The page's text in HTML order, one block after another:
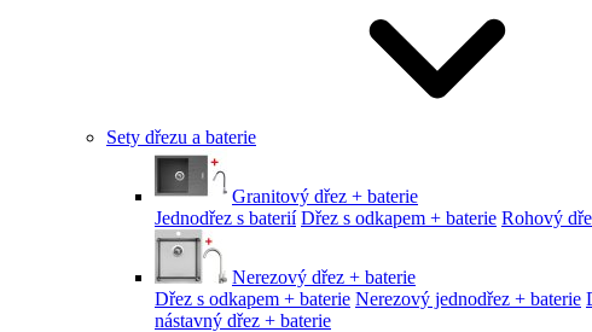
Sety dřezu a baterie
Granitový dřez + baterie
Jednodřez s baterií Dřez s odkapem + baterie Rohový
Nerezový dřez + baterie
Dřez s odkapem + baterie Nerezový jednodřez + baterie
nástavný dřez + baterie